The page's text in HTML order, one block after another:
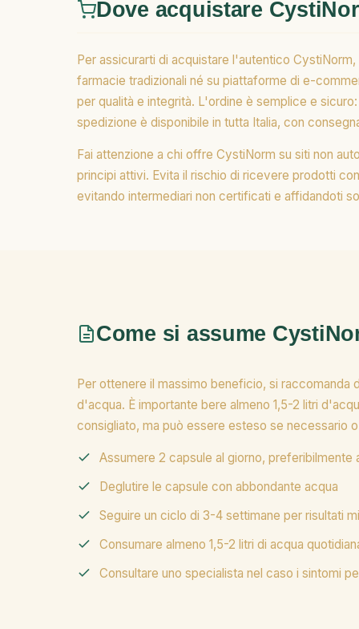
Dove acquistare
Per assicurarti di acquistare l'autentico
farmacie tradizionali né su piattaforme di e-
per qualità e integrità. L'ordine è semplice e
spedizione è disponibile in tutta Italia, con
Fai attenzione a chi offre CystiNorm su siti non
principi attivi. Evita il rischio di ricevere prodotti
evitando intermediari non certificati e affidandoti
Come si assume
Per ottenere il massimo beneficio, si raccomanda
d'acqua. È importante bere almeno 1,5-2 litri
consigliato, ma può essere esteso se necessario
Assumere 2 capsule al giorno, preferibilmente
Deglutire le capsule con abbondante acqua
Seguire un ciclo di 3-4 settimane per risultati
Consumare almeno 1,5-2 litri di acqua
Consultare uno specialista nel caso i sintomi